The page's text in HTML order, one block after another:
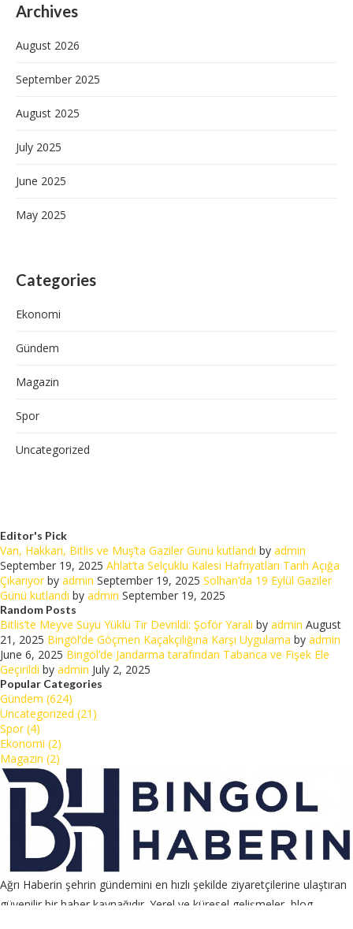
Archives
August 2026
September 2025
August 2025
July 2025
June 2025
May 2025
Categories
Ekonomi
Gündem
Magazin
Spor
Uncategorized
Editor's Pick
Van, Hakkari, Bitlis ve Muş’ta Gaziler Günü kutlandı by admin
September 19, 2025 Ahlat’ta Selçuklu Kalesi Hafriyatları Tarih Açığa
Çıkarıyorby admin September 19, 2025 Solhan’da 19 Eylül Gaziler
Günü kutlandı by admin September 19, 2025
Random Posts
Bitlis’te Meyve Suyu Yüklü Tır Devrildi: Şoför Yaralı by admin August
21, 2025 Bingöl’de Göçmen Kaçakçılığına Karşı Uygulama by admin
June 6, 2025 Bingöl’de Jandarma tarafından Tabanca ve Fişek Ele
Geçirildi by admin July 2, 2025
Popular Categories
Gündem (624)
Uncategorized (21)
Spor (4)
Ekonomi (2)
Magazin (2)
Ağrı Haberin şehrin gündemini en hızlı şekilde ziyaretçilerine ulaştıran
güvenilir bir haber kaynağıdır. Yerel ve küresel gelişmeler, blog